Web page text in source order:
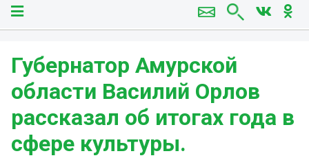
Губернатор Амурской
области Василий Орлов
рассказал об итогах года в
сфере культуры.